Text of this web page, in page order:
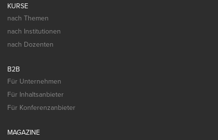
KURSE
nach Themen
nach Institutionen
nach Dozenten
B2B
Für Unternehmen
Für Inhaltsanbieter
Für Konferenzanbieter
MAGAZINE